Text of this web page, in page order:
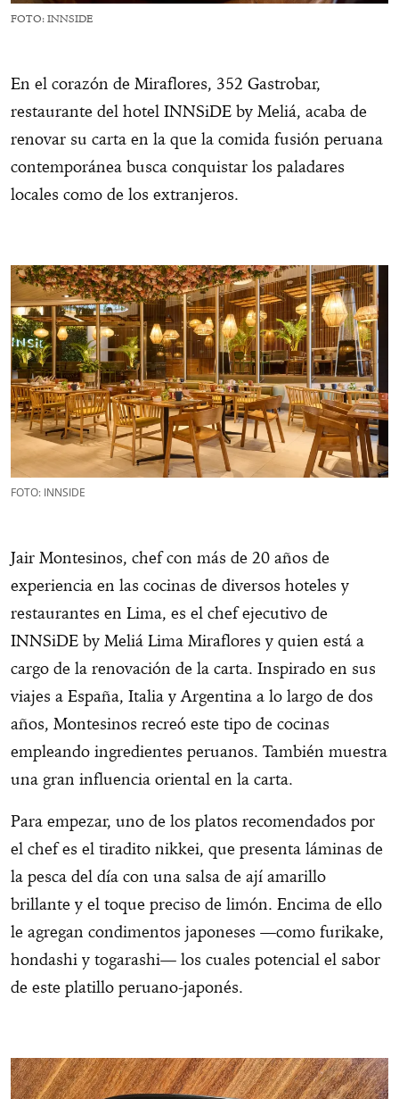
FOTO: INNSIDE
En el corazón de Miraflores, 352 Gastrobar,
restaurante del hotel INNSiDE by Meliá, acaba de
renovar su carta en la que la comida fusión peruana
contemporánea busca conquistar los paladares
locales como de los extranjeros.
FOTO: INNSIDE
Jair Montesinos, chef con más de 20 años de
experiencia en las cocinas de diversos hoteles y
restaurantes en Lima, es el chef ejecutivo de
INNSiDE by Meliá Lima Miraflores y quien está a
cargo de la renovación de la carta. Inspirado en sus
viajes a España, Italia y Argentina a lo largo de dos
años, Montesinos recreó este tipo de cocinas
empleando ingredientes peruanos. También muestra
una gran influencia oriental en la carta.
Para empezar, uno de los platos recomendados por
el chef es el tiradito nikkei, que presenta láminas de
la pesca del día con una salsa de ají amarillo
brillante y el toque preciso de limón. Encima de ello
le agregan condimentos japoneses —como furikake,
hondashi y togarashi— los cuales potencial el sabor
de este platillo peruano-japonés.